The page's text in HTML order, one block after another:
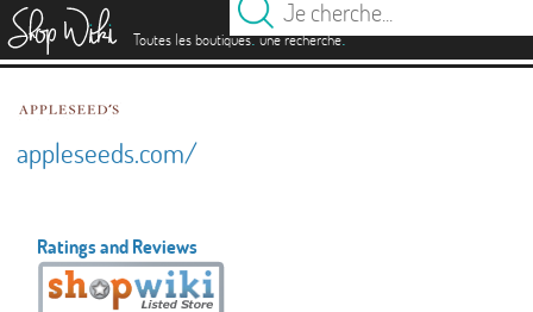
Toutes les boutiques.une recherche.
appleseeds.com/
Ratings and Reviews